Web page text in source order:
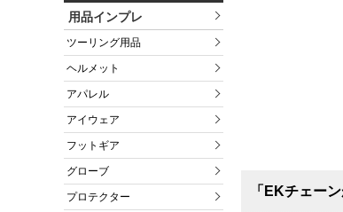
用品インプレ
ツーリング用品
ヘルメット
アパレル
アイウェア
フットギア
グローブ
プロテクター 「EKチェー